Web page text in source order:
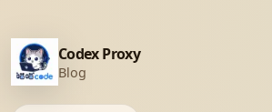
Codex Proxy
Blog